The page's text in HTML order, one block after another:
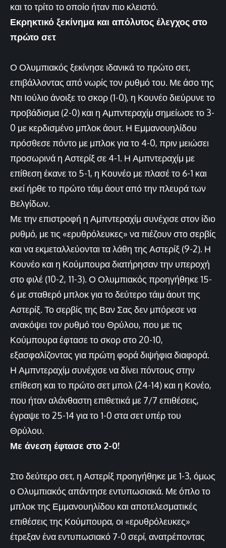
και το τρίτο το οποίο ήταν πιο κλειστό.
Εκρηκτικό ξεκίνημα και απόλυτος έλεγχος στο
πρώτο σετ
Ο Ολυμπιακός ξεκίνησε ιδανικά το πρώτο σετ,
επιβάλλοντας από νωρίς τον ρυθμό του. Με άσο της
Ντι Ιούλιο άνοιξε το σκορ (1-0), η Κουνέο διεύρυνε το
προβάδισμα (2-0) και η Αμπντεραχίμ σημείωσε το 3-
0 με κερδισμένο μπλοκ άουτ. Η Εμμανουηλίδου
πρόσθεσε πόντο με μπλοκ για το 4-0, πριν μειώσει
προσωρινά η Αστερίξ σε 4-1. Η Αμπντεραχίμ με
επίθεση έκανε το 5-1, η Κουνέο με πλασέ το 6-1 και
εκεί ήρθε το πρώτο τάιμ άουτ από την πλευρά των
Βελγίδων.
Με την επιστροφή η Αμπντεραχίμ συνέχισε στον ίδιο
ρυθμό, με τις «ερυθρόλευκες» να πιέζουν στο σερβίς
και να εκμεταλλεύονται τα λάθη της Αστερίξ (9-2). Η
Κουνέο και η Κούμπουρα διατήρησαν την υπεροχή
στο φιλέ (10-2, 11-3). Ο Ολυμπιακός προηγήθηκε 15-
6 με σταθερό μπλοκ για το δεύτερο τάιμ άουτ της
Αστερίξ. Το σερβίς της Βαν Σας δεν μπόρεσε να
ανακόψει τον ρυθμό του Θρύλου, που με τις
Κούμπουρα έφτασε το σκορ στο 20-10,
εξασφαλίζοντας για πρώτη φορά διψήφια διαφορά.
Η Αμπντεραχίμ συνέχισε να δίνει πόντους στην
επίθεση και το πρώτο σετ μπολ (24-14) και η Κονέο,
που ήταν αλάνθαστη επιθετικά με 7/7 επιθέσεις,
έγραψε το 25-14 για το 1-0 στα σετ υπέρ του
Θρύλου.
Με άνεση έφτασε στο 2-0!
Στο δεύτερο σετ, η Αστερίξ προηγήθηκε με 1-3, όμως
ο Ολυμπιακός απάντησε εντυπωσιακά. Με όπλο το
μπλοκ της Εμμανουηλίδου και αποτελεσματικές
επιθέσεις της Κούμπουρα, οι «ερυθρόλευκες»
έτρεξαν ένα εντυπωσιακό 7-0 σερί, ανατρέποντας